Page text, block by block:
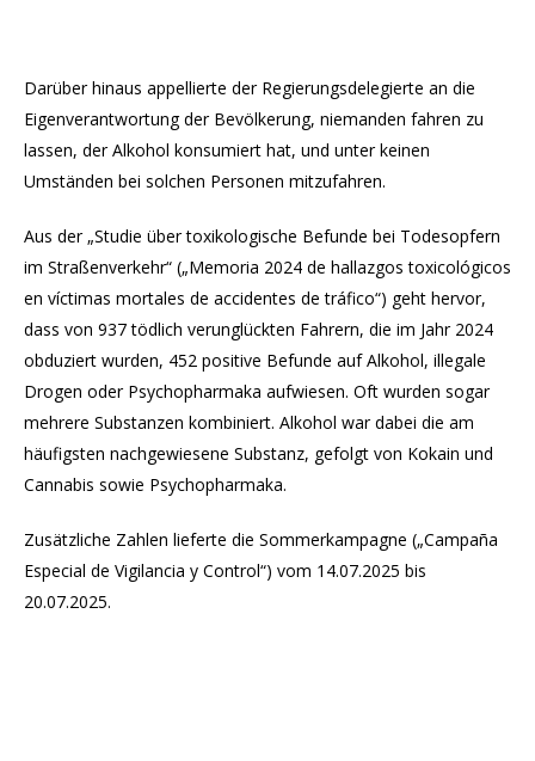
Darüber hinaus appellierte der Regierungsdelegierte an die
Eigenverantwortung der Bevölkerung, niemanden fahren zu
lassen, der Alkohol konsumiert hat, und unter keinen
Umständen bei solchen Personen mitzufahren.
Aus der „Studie über toxikologische Befunde bei Todesopfern
im Straßenverkehr“ („Memoria 2024 de hallazgos toxicológicos
en víctimas mortales de accidentes de tráfico“) geht hervor,
dass von 937 tödlich verunglückten Fahrern, die im Jahr 2024
obduziert wurden, 452 positive Befunde auf Alkohol, illegale
Drogen oder Psychopharmaka aufwiesen. Oft wurden sogar
mehrere Substanzen kombiniert. Alkohol war dabei die am
häufigsten nachgewiesene Substanz, gefolgt von Kokain und
Cannabis sowie Psychopharmaka.
Zusätzliche Zahlen lieferte die Sommerkampagne („Campaña
Especial de Vigilancia y Control“) vom 14.07.2025 bis
20.07.2025.